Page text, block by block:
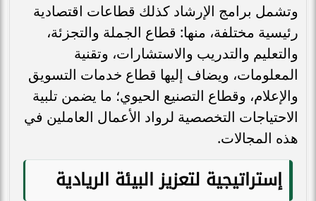
وتشمل برامج الإرشاد كذلك قطاعات اقتصادية
رئيسية مختلفة، منها: قطاع الجملة والتجزئة،
والتعليم والتدريب والاستشارات، وتقنية
المعلومات، ويضاف إليها قطاع خدمات التسويق
والإعلام، وقطاع التصنيع الحيوي؛ ما يضمن تلبية
الاحتياجات التخصصية لرواد الأعمال العاملين في
هذه المجالات.
إستراتيجية لتعزيز البيئة الريادية